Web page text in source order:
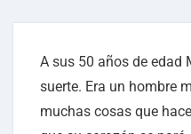
A sus 50 años de edad
suerte. Era un hombre
muchas cosas que